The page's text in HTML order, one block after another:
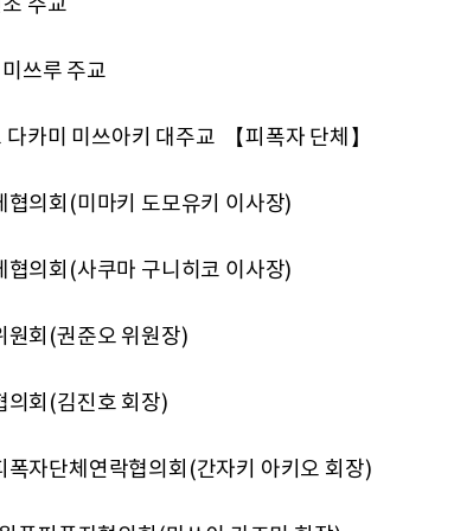
주교
쓰루 주교
카미 미쓰아키 대주교 【피폭자 단체】
의회(미마키 도모유키 이사장)
의회(사쿠마 구니히코 이사장)
원회(권준오 위원장)
의회(김진호 회장)
자단체연락협의회(간자키 아키오 회장)